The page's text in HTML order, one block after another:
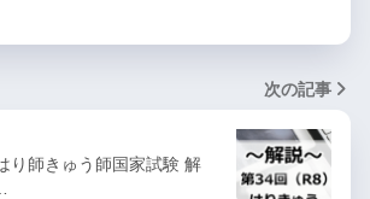
次の記事
り師きゅう師国家試験 解